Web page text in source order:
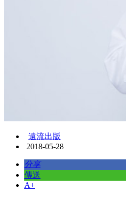
遠流出版
2018-05-28
分享
傳送
A+